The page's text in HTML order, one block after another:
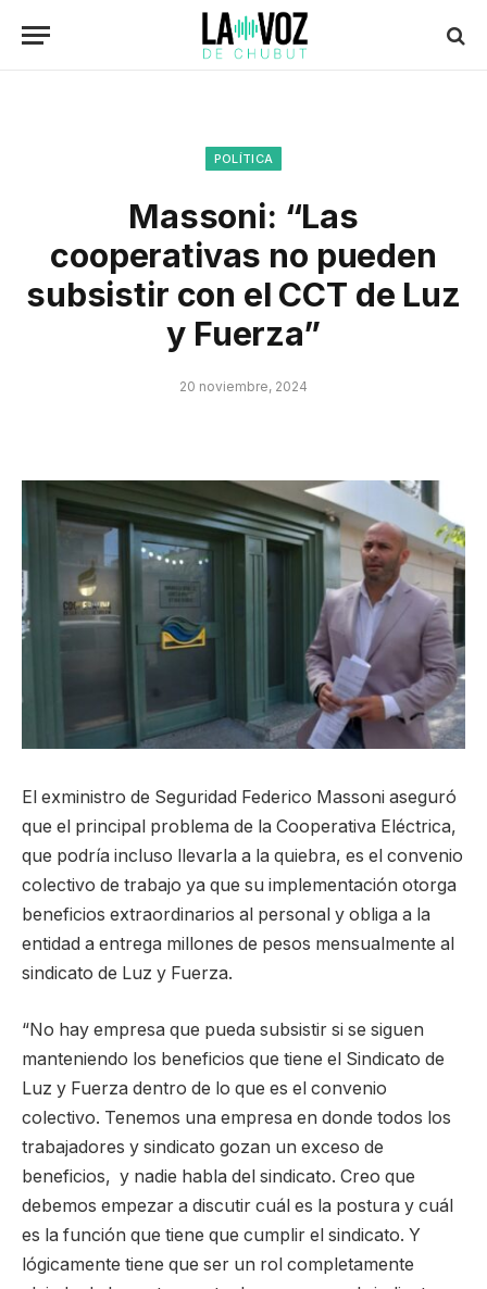
POLÍTICA
Massoni: “Las
cooperativas no pueden
subsistir con el CCT de Luz
y Fuerza”
20 noviembre, 2024
El exministro de Seguridad Federico Massoni aseguró
que el principal problema de la Cooperativa Eléctrica,
que podría incluso llevarla a la quiebra, es el convenio
colectivo de trabajo ya que su implementación otorga
beneficios extraordinarios al personal y obliga a la
entidad a entrega millones de pesos mensualmente al
sindicato de Luz y Fuerza.
“No hay empresa que pueda subsistir si se siguen
manteniendo los beneficios que tiene el Sindicato de
Luz y Fuerza dentro de lo que es el convenio
colectivo. Tenemos una empresa en donde todos los
trabajadores y sindicato gozan un exceso de
beneficios, y nadie habla del sindicato. Creo que
debemos empezar a discutir cuál es la postura y cuál
es la función que tiene que cumplir el sindicato. Y
lógicamente tiene que ser un rol completamente